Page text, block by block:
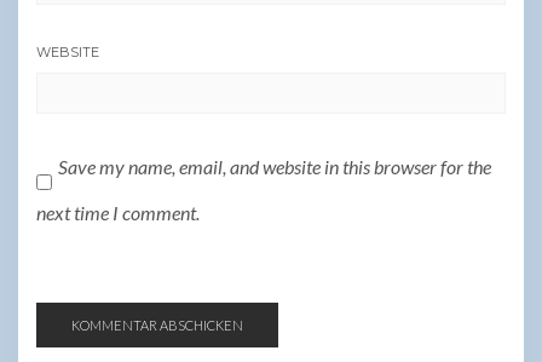
WEBSITE
Save my name, email, and website in this browser for the
next time I comment.